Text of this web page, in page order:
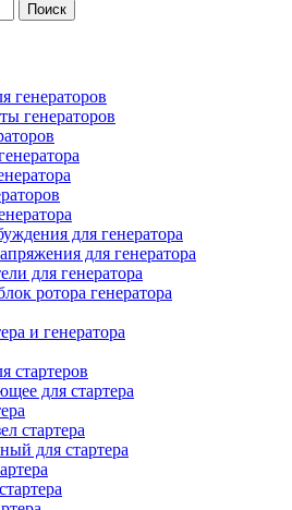
Поиск
генераторов
генераторов
для генератора
для генератора
для генератора
ротора генератора
и генератора
стартеров
для стартера
стартера
для стартера